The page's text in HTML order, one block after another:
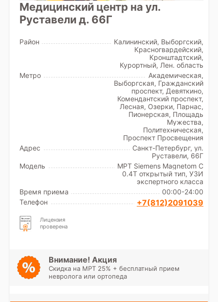
Медицинский центр на ул.
Руставели д. 66Г
Район
Калининский, Выборгский,
Красногвардейский,
Кронштадтский,
Курортный, Лен. область
Метро
Академическая,
Выборгская, Гражданский
проспект, Девяткино,
Комендантский проспект,
Лесная, Озерки, Парнас,
Пионерская, Площадь
Мужества,
Политехническая,
Проспект Просвещения
Адрес
Санкт-Петербург, ул.
Руставели, 66Г
Модель
МРТ Siemens Magnetom C
0.4T открытый тип, УЗИ
экспертного класса
Время приема
00:00-24:00
Телефон
+7(812)2091039
Лицензия
проверена
Внимание! Акция
Скидка на МРТ 25% + бесплатный прием
невролога или ортопеда